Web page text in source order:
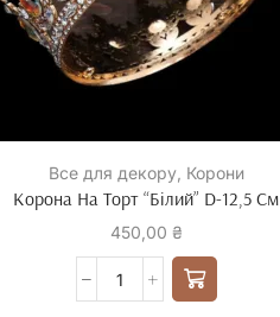
Все для декору, Корони
Корона На Торт “Білий” D-12,5 См
450,00 ₴